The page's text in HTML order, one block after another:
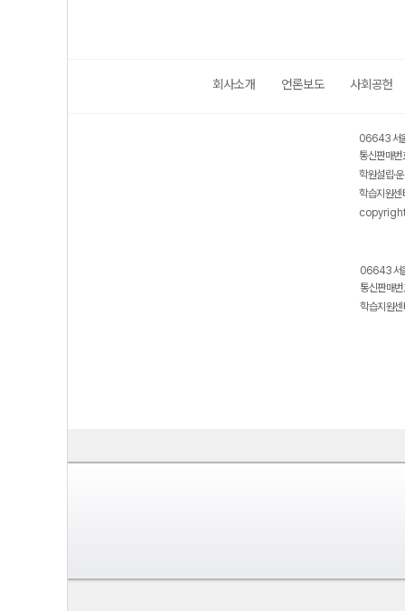
회사소개 언론보도 사회공헌
06643 서
통신판매
학원설립·
학습지원
06643 서
통신판매
학습지원